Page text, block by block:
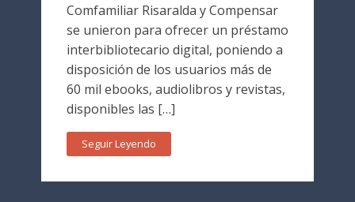
Comfamiliar Risaralda y Compensar
se unieron para ofrecer un préstamo
interbibliotecario digital, poniendo a
disposición de los usuarios más de
60 mil ebooks, audiolibros y revistas,
disponibles las […]
Seguir Leyendo